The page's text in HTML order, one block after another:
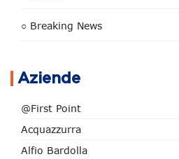
○ Breaking News
Aziende
@First Point
Acquazzurra
Alfio Bardolla